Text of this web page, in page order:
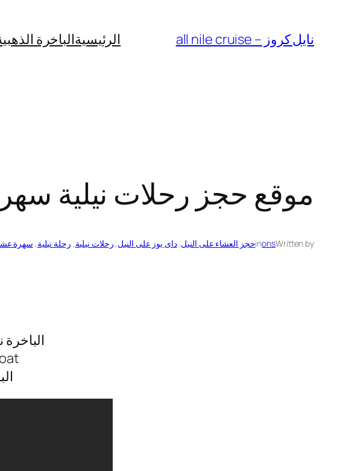
content
نايل كروز – all nile cruise الرئيسيةالباخرة
موقع حجز رحلات نيلية
Written by
ons
inحجز العشاء على النيل, داى يوز على النيل, رحلات نيلية, رحلة نيلية, سهرة
الباخرة